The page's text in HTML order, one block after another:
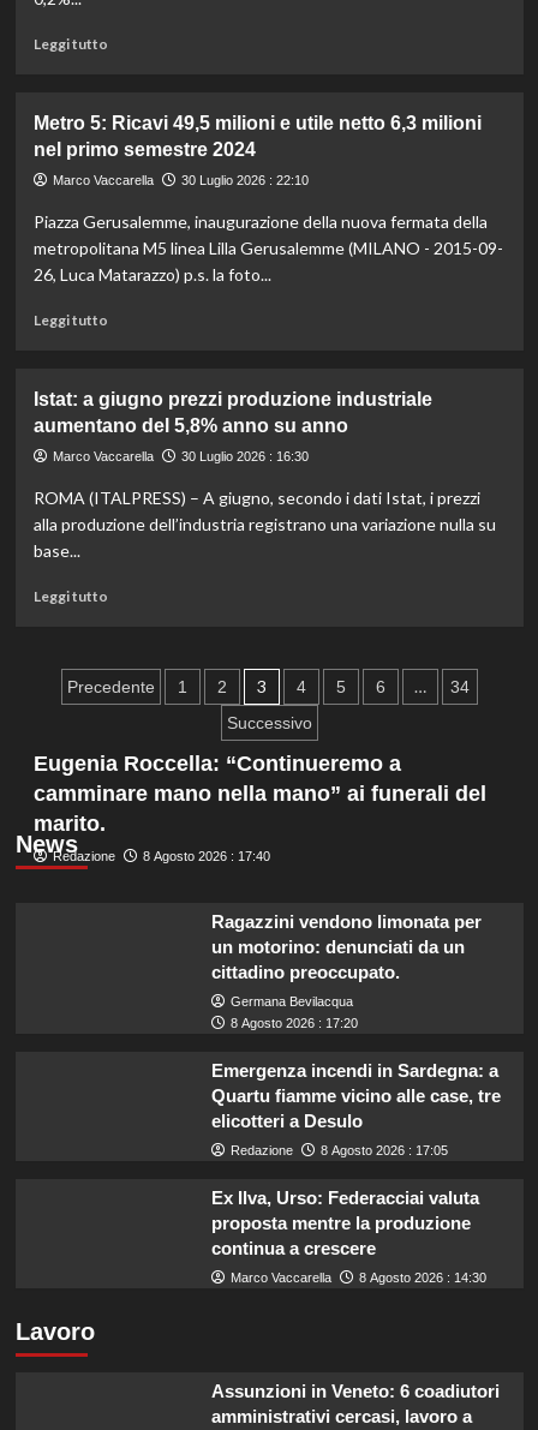
Leggi tuttoLeggi
Pil
cresce
dell’1%
secondo
trimestre,
Meloni:
Metro 5: Ricavi 49,5 milioni e utile netto 6,3 milioni
nel primo semestre 2024
Marco Vaccarella 30 Luglio 2026 : 22:10
Piazza Gerusalemme, inaugurazione della nuova fermata della
metropolitana M5 linea Lilla Gerusalemme (MILANO - 2015-09-
26, Luca Matarazzo) p.s. la foto...
Leggi tuttoLeggi
Metro
5:
Ricavi
milioni
e
semestre
2024
Istat: a giugno prezzi produzione industriale
aumentano del 5,8% anno su anno
Marco Vaccarella 30 Luglio 2026 : 16:30
ROMA (ITALPRESS) – A giugno, secondo i dati Istat, i prezzi
alla produzione dell’industria registrano una variazione nulla su
base...
Leggi tuttoLeggi
Istat:
a
prezzi
produzione
industriale
5,8%
Paginazione
articoli
Precedente 1 2 3 4 5 6 …
34
Successivo
News
Eugenia Roccella: “Continueremo a
camminare mano nella mano” ai funerali del
marito.
Redazione 8 Agosto 2026 : 17:40
Ragazzini vendono limonata per
un motorino: denunciati da un
cittadino preoccupato.
Germana Bevilacqua
8 Agosto 2026 : 17:20
Emergenza incendi in Sardegna: a
Quartu fiamme vicino alle case, tre
elicotteri a Desulo
Redazione 8 Agosto 2026 : 17:05
Ex Ilva, Urso: Federacciai valuta
proposta mentre la produzione
continua a crescere
Marco Vaccarella 8 Agosto 2026 : 14:30
Lavoro
Assunzioni in Veneto: 6 coadiutori
amministrativi cercasi, lavoro a